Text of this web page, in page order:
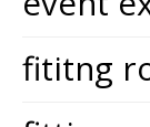
fititng